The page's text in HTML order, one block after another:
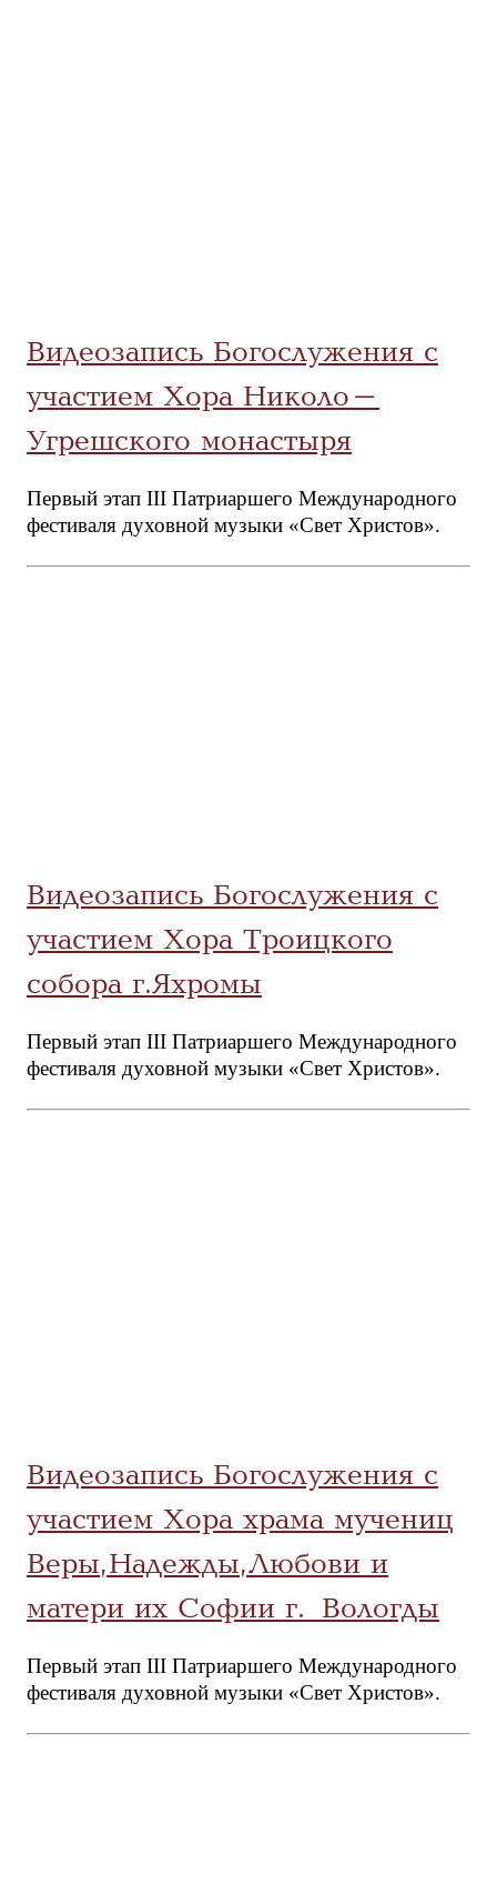
Видеозапись Богослужения с
участием Хора Николо-
Угрешского монастыря
Первый этап III Патриаршего Международного
фестиваля духовной музыки «Свет Христов».
Видеозапись Богослужения с
участием Хора Троицкого
собора г.Яхромы
Первый этап III Патриаршего Международного
фестиваля духовной музыки «Свет Христов».
Видеозапись Богослужения с
участием Хора храма мучениц
Веры, Надежды, Любови и
матери их Софии г. Вологды
Первый этап III Патриаршего Международного
фестиваля духовной музыки «Свет Христов».